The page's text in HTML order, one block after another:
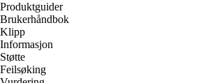
Produktguider
Brukerhåndbok
Klipp
Informasjon
Støtte
Feilsøking